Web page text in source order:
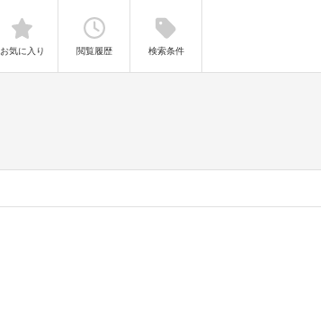
お気に入り 閲覧履歴 検索条件